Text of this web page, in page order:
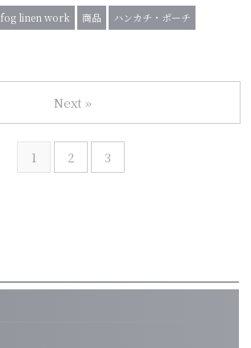
fog linen work 商品 ハンカチ・ポーチ
1 2 3
Next »